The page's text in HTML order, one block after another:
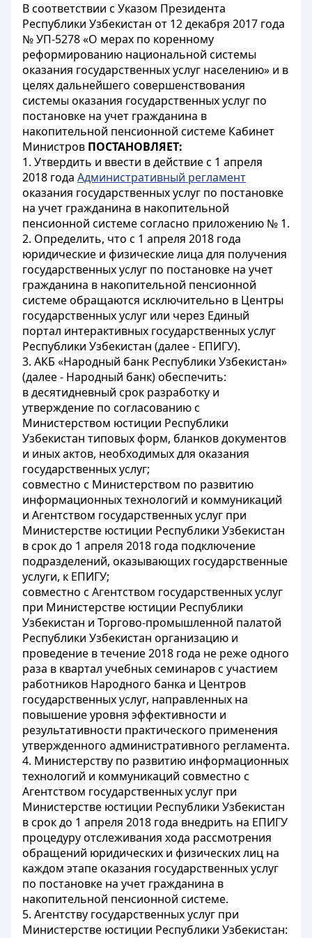
В соответствии с Указом Президента
Республики Узбекистан от 12 декабря 2017 года
№ УП-5278 «О мерах по коренному
реформированию национальной системы
оказания государственных услуг населению» и в
целях дальнейшего совершенствования
системы оказания государственных услуг по
постановке на учет гражданина в
накопительной пенсионной системе Кабинет
Министров ПОСТАНОВЛЯЕТ:
1. Утвердить и ввести в действие с 1 апреля
2018 года Административный регламент
оказания государственных услуг по постановке
на учет гражданина в накопительной
пенсионной системе согласно приложению № 1.
2. Определить, что с 1 апреля 2018 года
юридические и физические лица для получения
государственных услуг по постановке на учет
гражданина в накопительной пенсионной
системе обращаются исключительно в Центры
государственных услуг или через Единый
портал интерактивных государственных услуг
Республики Узбекистан (далее - ЕПИГУ).
3. АКБ «Народный банк Республики Узбекистан»
(далее - Народный банк) обеспечить:
в десятидневный срок разработку и
утверждение по согласованию с
Министерством юстиции Республики
Узбекистан типовых форм, бланков документов
и иных актов, необходимых для оказания
государственных услуг;
совместно с Министерством по развитию
информационных технологий и коммуникаций
и Агентством государственных услуг при
Министерстве юстиции Республики Узбекистан
в срок до 1 апреля 2018 года подключение
подразделений, оказывающих государственные
услуги, к ЕПИГУ;
совместно с Агентством государственных услуг
при Министерстве юстиции Республики
Узбекистан и Торгово-промышленной палатой
Республики Узбекистан организацию и
проведение в течение 2018 года не реже одного
раза в квартал учебных семинаров с участием
работников Народного банка и Центров
государственных услуг, направленных на
повышение уровня эффективности и
результативности практического применения
утвержденного административного регламента.
4. Министерству по развитию информационных
технологий и коммуникаций совместно с
Агентством государственных услуг при
Министерстве юстиции Республики Узбекистан
в срок до 1 апреля 2018 года внедрить на ЕПИГУ
процедуру отслеживания хода рассмотрения
обращений юридических и физических лиц на
каждом этапе оказания государственных услуг
по постановке на учет гражданина в
накопительной пенсионной системе.
5. Агентству государственных услуг при
Министерстве юстиции Республики Узбекистан: